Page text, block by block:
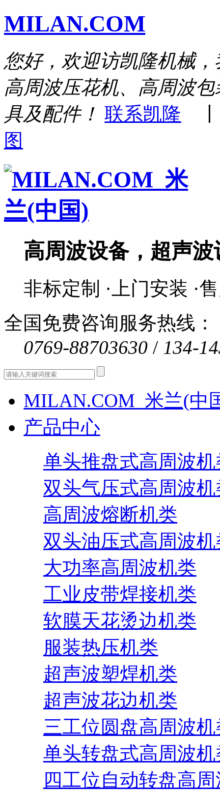
MILAN.COM
您好，欢迎访凯隆机械
高周波压花机、高周波
具及配件！ 联系凯隆
图
高周波设备，超声
非标定制 ·上门安装 ·
全国免费咨询服务热线：
0769-88703630 / 134-
MILAN.COM_米兰(中
产品中心
单头推盘式高周波机
双头气压式高周波机
高周波熔断机类
双头油压式高周波机
大功率高周波机类
工业皮带焊接机类
软膜天花烫边机类
服装热压机类
超声波塑焊机类
超声波花边机类
三工位圆盘高周波机
单头转盘式高周波机
四工位自动转盘高